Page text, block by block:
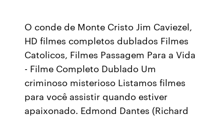
O conde de Monte Cristo Jim Caviezel,
HD filmes completos dublados Filmes
Catolicos, Filmes Passagem Para a Vida
- Filme Completo Dublado Um
criminoso misterioso Listamos filmes
para você assistir quando estiver
apaixonado. Edmond Dantes (Richard